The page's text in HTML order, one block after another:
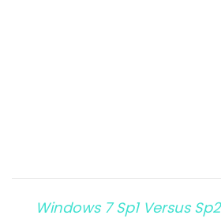
Windows 7 Sp1 Versus Sp2